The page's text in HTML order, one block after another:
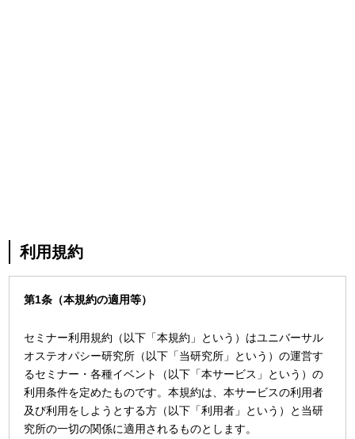
利用規約
第1条（本規約の適用等）
セミナー利用規約（以下「本規約」という）はユニバーサル
オステオパシー研究所（以下「当研究所」という）の運営す
るセミナー・各種イベント（以下「本サービス」という）の
利用条件を定めたものです。本規約は、本サービスの利用者
及び利用をしようとする方（以下「利用者」という）と当研
究所の一切の関係に適用されるものとします。